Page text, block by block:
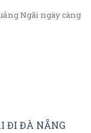
Ngãi ngày càng
ĐI ĐÀ NẴNG